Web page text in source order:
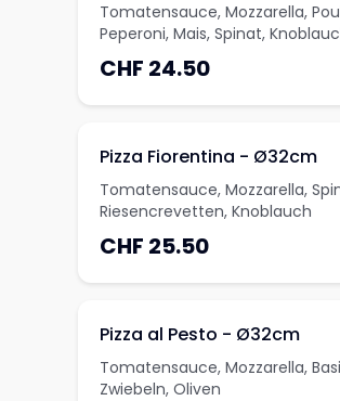
Tomatensauce, Mozzarella,
Peperoni, Mais, Spinat,
CHF 24.50
Pizza Fiorentina - Ø32cm
Tomatensauce, Mozzarella,
Riesencrevetten, Knoblauch
CHF 25.50
Pizza al Pesto - Ø32cm
Tomatensauce, Mozzarella,
Zwiebeln, Oliven